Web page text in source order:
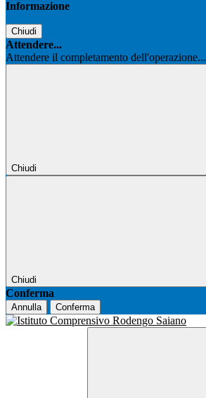
Informazione
Chiudi
Attendere...
Attendere il completamento dell'operazione...
Chiudi
Chiudi
Conferma
Annulla Conferma